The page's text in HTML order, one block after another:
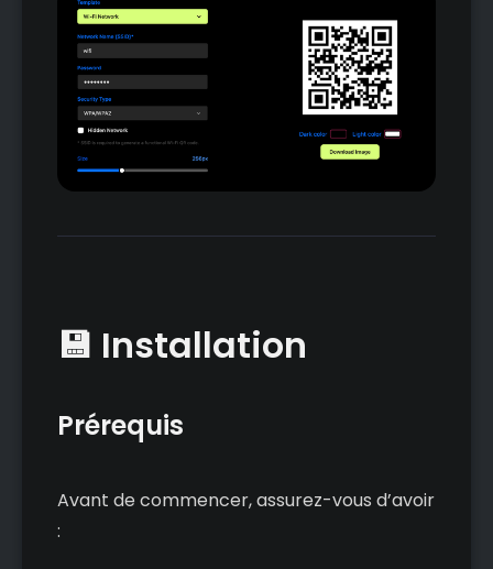
💾 Installation
Prérequis
Avant de commencer, assurez-vous d’avoir
: